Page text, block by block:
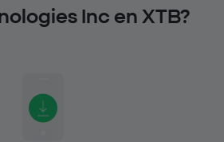
Inc en XTB?